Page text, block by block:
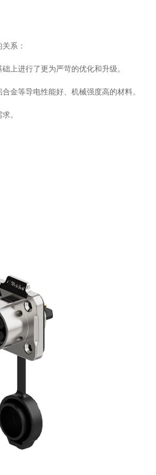
系：
上进行了更为严苛的优化和升级。
金等导电性能好、机械强度高的材料。
。